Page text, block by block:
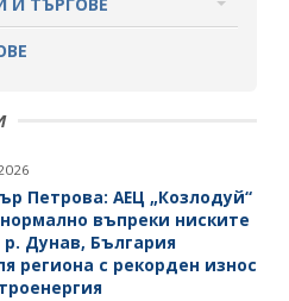
ПОРЪЧКИ ДО 2014
НА АКТИВИ
ПРОДАЖБИ НА
Петрова: АЕЦ „Козлодуй“
въпреки ниските
р. Дунав, България
региона с рекорден износ